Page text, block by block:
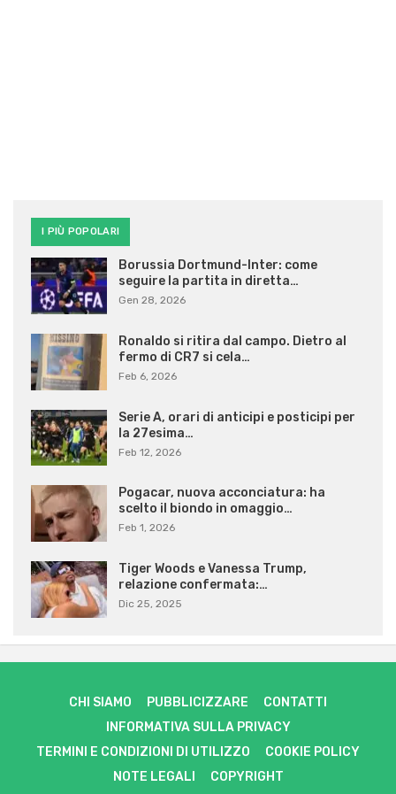
I PIÙ POPOLARI
Borussia Dortmund-Inter: come
seguire la partita in diretta…
Gen 28, 2026
Ronaldo si ritira dal campo. Dietro al
fermo di CR7 si cela…
Feb 6, 2026
Serie A, orari di anticipi e posticipi per
la 27esima…
Feb 12, 2026
Pogacar, nuova acconciatura: ha
scelto il biondo in omaggio…
Feb 1, 2026
Tiger Woods e Vanessa Trump,
relazione confermata:…
Dic 25, 2025
CHI SIAMO PUBBLICIZZARE
CONTATTI
INFORMATIVA SULLA PRIVACY
TERMINI E CONDIZIONI DI UTILIZZO
COOKIE POLICY
NOTE LEGALI
COPYRIGHT